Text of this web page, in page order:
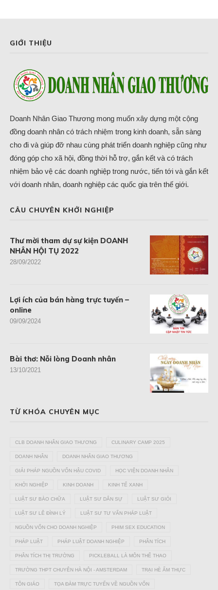
GIỚI THIỆU
Doanh Nhân Giao Thương mong muốn xây dựng một cộng
đồng doanh nhân có trách nhiệm trong kinh doanh, sẵn sàng
cho đi và giúp đỡ nhau cùng phát triển doanh nghiệp cũng như
đóng góp cho xã hội, đồng thời hỗ trợ, gắn kết và có trách
nhiệm bảo vệ các doanh nghiệp trong nước, tiến tới và gắn kết
với doanh nhân, doanh nghiệp các quốc gia trên thế giới.
CÂU CHUYÊN KHỞI NGHIỆP
Thư mời tham dự sự kiện DOANH
NHÂN HỘI TỤ 2022
28/09/2022
Lợi ích của bán hàng trực tuyến –
online
09/09/2024
Bài thơ: Nỗi lòng Doanh nhân
13/10/2021
TỪ KHÓA CHUYÊN MỤC
CLB DOANH NHÂN GIAO THƯƠNG CULINARY CAMP 2025
DOANH NHÂN DOANH NHÂN GIAO THƯƠNG
GIẢI PHÁP NGUỒN VỐN HẬU COVID HỌC VIỆN DOANH NHÂN
KHỞI NGHIỆP KINH DOANH KINH TẾ XANH
LUẬT SƯ BÀO CHỮA LUẬT SƯ DÂN SỰ LUẬT SƯ GIỎI
LUẬT SƯ LÊ ĐÌNH LÝ LUẬT SƯ TƯ VẤN PHÁP LUẬT
NGUỒN VỐN CHO DOANH NGHIỆP PHIM SEX EDUCATION
PHÁP LUẬT PHÁP LUẬT DOANH NGHIỆP PHÂN TÍCH
PHÂN TÍCH THỊ TRƯỜNG PICKLEBALL LÀ MÔN THỂ THAO
TRƯỜNG THPT CHUYÊN HÀ NỘI - AMSTERDAM TRẠI HÈ ẨM THỰC
TÔN GIÁO TỌA ĐÀM TRỰC TUYẾN VỀ NGUỒN VỐN